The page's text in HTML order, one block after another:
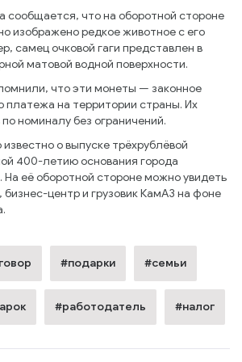
сообщается, что на оборотной стороне
изображено редкое животное с его
самец очковой гаги представлен в
матовой водной поверхности.
что эти монеты — законное
платежа на территории страны. Их
номиналу без ограничений.
о выпуске трёхрублёвой
400-летию основания города
её оборотной стороне можно увидеть
центр и грузовик КамАЗ на фоне
#подарки #семьи
#работодатель #налог